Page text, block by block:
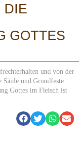
DIE
GOTTES
und von der
Säule und Grundfeste
Gottes im Fleisch ist